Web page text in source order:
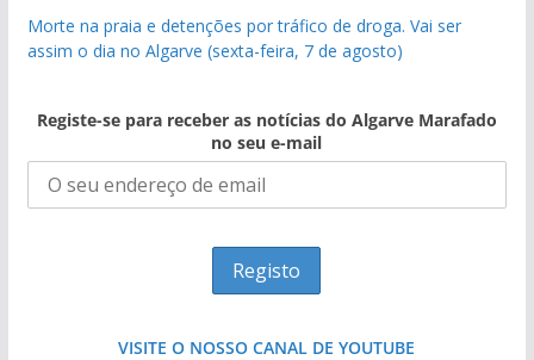
Morte na praia e detenções por tráfico de droga. Vai ser
assim o dia no Algarve (sexta-feira, 7 de agosto)
Registe-se para receber as notícias do Algarve Marafado
no seu e-mail
VISITE O NOSSO CANAL DE YOUTUBE